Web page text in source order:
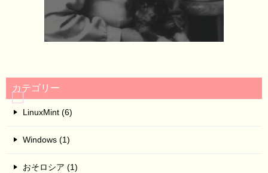
カテゴリー
LinuxMint (6)
Windows (1)
おそロシア (1)